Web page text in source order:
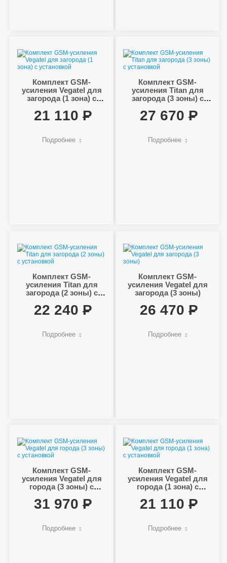
Комплект GSM-
усиления Vegatel для
загорода (1 зона) с
21 110
Подробнее
Комплект GSM-
усиления Titan для
загорода (3 зоны) с
27 670
Подробнее
Комплект GSM-
усиления Titan для
загорода (2 зоны) с
22 240
Подробнее
Комплект GSM-
усиления Vegatel для
загорода (3 зоны)
26 470
Подробнее
Комплект GSM-
усиления Vegatel для
города (3 зоны) с
31 970
Подробнее
Комплект GSM-
усиления Vegatel для
города (1 зона) с
21 110
Подробнее